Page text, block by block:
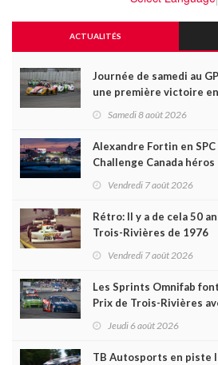
ACTUALITÉS
Journée de samedi au
une première victoire
Samedi 8 août 2026
Alexandre Fortin en
Challenge Canada
Vendredi 7 août 2026
Rétro: Il y a de cela 50
Trois-Rivières de 1976
Vendredi 7 août 2026
Les Sprints Omnifab
Prix de Trois-Rivières
Jeudi 6 août 2026
TB Autosports en piste